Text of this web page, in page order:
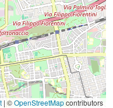
| ©OpenStreetMapcontributors